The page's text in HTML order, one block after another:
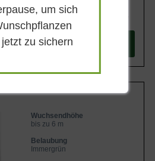
In den Warenkorb
Wuchsendhöhe
bis zu 6 m
Belaubung
Immergrün
um sich
zu sichern